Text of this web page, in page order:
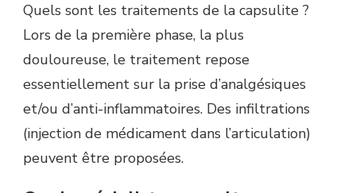
Quels sont les traitements de la capsulite ?
Lors de la première phase, la plus
douloureuse, le traitement repose
essentiellement sur la prise d’analgésiques
et/ou d’anti-inflammatoires. Des infiltrations
(injection de médicament dans l’articulation)
peuvent être proposées.